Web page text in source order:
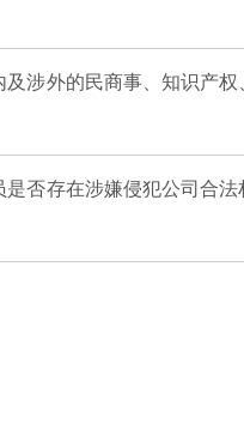
涉外的民商事、知识产
否存在涉嫌侵犯公司合